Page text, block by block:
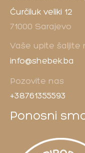
Ćurčiluk veliki 12
71000 Sarajevo
Vaše upite šaljite
info@shebek.ba
Pozovite nas
+38761355593
Ponosni